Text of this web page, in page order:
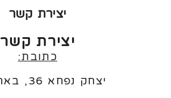
יצירת קשר
יצירת קשר
כתובת:
יצחק נפחא 36, באר שבע